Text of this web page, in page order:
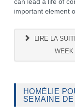
can lead a life of
important element
LIRE LA
WEEK
HOMÉLIE
SEMAINE